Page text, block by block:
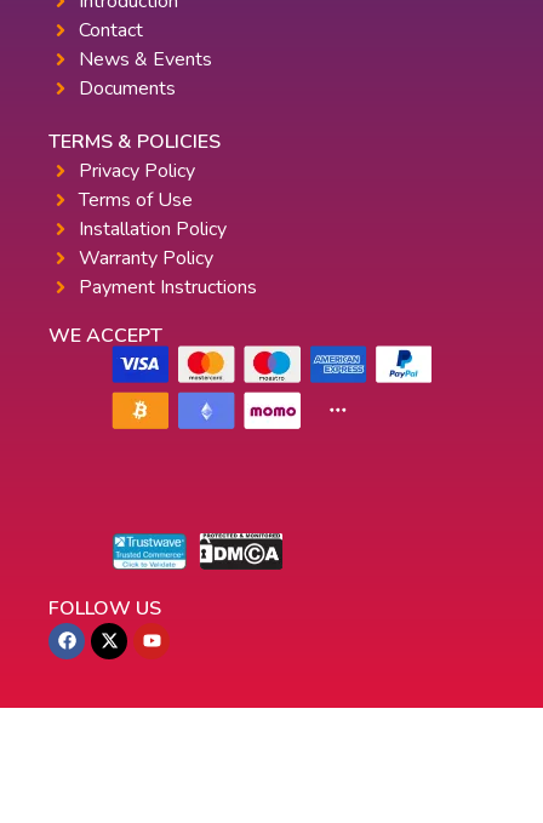
Contact
News & Events
Documents
TERMS & POLICIES
Privacy Policy
Terms of Use
Installation Policy
Warranty Policy
Payment Instructions
WE ACCEPT
FOLLOW US